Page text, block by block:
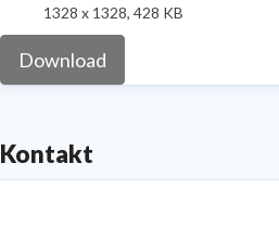
1328 x 1328, 428 KB
Download
Kontakt